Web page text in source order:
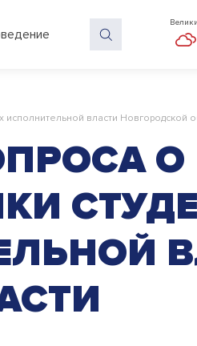
исполнительной власти Новгородской
О